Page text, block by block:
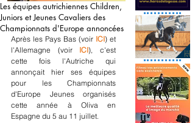
Les équipes autrichiennes Children,
Juniors et Jeunes Cavaliers des
Championnats d'Europe annoncées
Après les Pays Bas (voir ICI) et
l'Allemagne (voir ICI), c'est
cette fois l'Autriche qui
annonçait hier ses équipes
pour les Championnats
d'Europe Jeunes organisés
cette année à Oliva en
Espagne du 5 au 11 juillet.